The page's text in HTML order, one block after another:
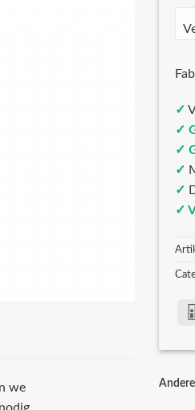
✓
✓
✓
✓
✓
✓
we